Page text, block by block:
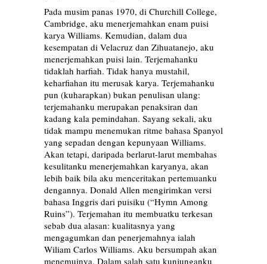
Pada musim panas 1970, di Churchill College,
Cambridge, aku menerjemahkan enam puisi
karya Williams. Kemudian, dalam dua
kesempatan di Velacruz dan Zihuatanejo, aku
menerjemahkan puisi lain. Terjemahanku
tidaklah harfiah. Tidak hanya mustahil,
keharfiahan itu merusak karya. Terjemahanku
pun (kuharapkan) bukan penulisan ulang:
terjemahanku merupakan penaksiran dan
kadang kala pemindahan. Sayang sekali, aku
tidak mampu menemukan ritme bahasa Spanyol
yang sepadan dengan kepunyaan Williams.
Akan tetapi, daripada berlarut-larut membahas
kesulitanku menerjemahkan karyanya, akan
lebih baik bila aku menceritakan pertemuanku
dengannya. Donald Allen mengirimkan versi
bahasa Inggris dari puisiku (“Hymn Among
Ruins”). Terjemahan itu membuatku terkesan
sebab dua alasan: kualitasnya yang
mengagumkan dan penerjemahnya ialah
Wiliam Carlos Williams. Aku bersumpah akan
menemuinya. Dalam salah satu kunjunganku